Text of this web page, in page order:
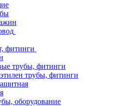
фитинги
трубы, фитинги
трубы, фитинги
оборудование